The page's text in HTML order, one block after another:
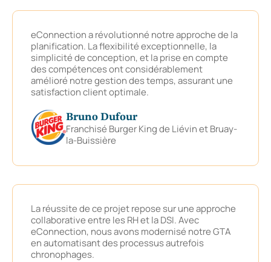
eConnection a révolutionné notre approche de la
planification. La flexibilité exceptionnelle, la
simplicité de conception, et la prise en compte
des compétences ont considérablement
amélioré notre gestion des temps, assurant une
satisfaction client optimale.
Bruno Dufour
Franchisé Burger King de Liévin et Bruay-
la-Buissière
La réussite de ce projet repose sur une approche
collaborative entre les RH et la DSI. Avec
eConnection, nous avons modernisé notre GTA
en automatisant des processus autrefois
chronophages.